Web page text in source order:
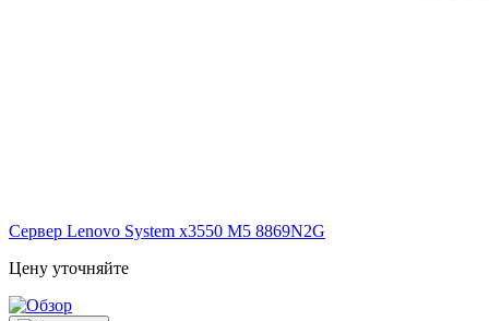
Сервер Lenovo System x3550 M5 8869N2G
Цену уточняйте